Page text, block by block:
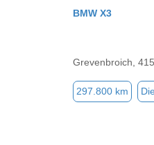
BMW X3
Grevenbroich,
297.800 km